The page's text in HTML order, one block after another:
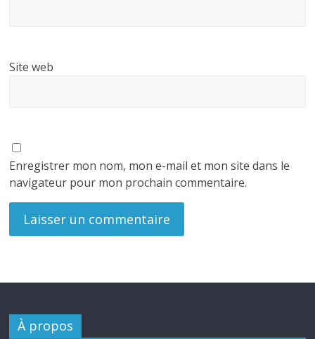
Site web
Enregistrer mon nom, mon e-mail et mon site dans le
navigateur pour mon prochain commentaire.
À propos